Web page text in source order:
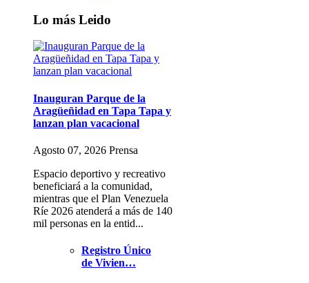
Lo más Leido
Inauguran Parque de la
Aragüeñidad en Tapa Tapa y
lanzan plan vacacional
Agosto 07, 2026 Prensa
Espacio deportivo y recreativo
beneficiará a la comunidad,
mientras que el Plan Venezuela
Ríe 2026 atenderá a más de 140
mil personas en la entid...
Registro Único
de Vivien…